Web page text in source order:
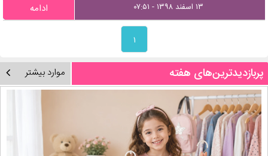
۱۳ اسفند ۱۳۹۸ - ۰۷:۵۱ ادامه
۱
پربازدیدترین‌های هفته موارد بیشتر